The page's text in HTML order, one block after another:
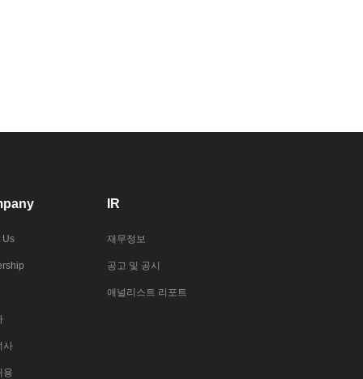
Us
사
용
IR
재무정보
공고 및 공시
애널리스트 리포트